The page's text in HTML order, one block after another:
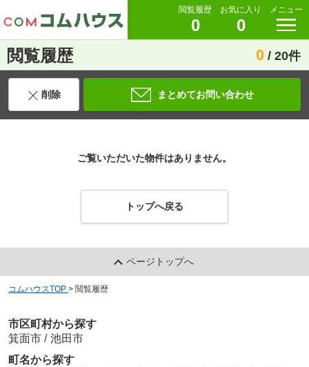
閲覧履歴
0
お気に入り
0
メニュー
閲覧履歴 0 / 20件
削除 まとめてお問い合わせ
ご覧いただいた物件はありません。
トップへ戻る
ページトップへ
コムハウスTOP > 閲覧履歴
市区町村から探す
箕面市 / 池田市
町名から探す